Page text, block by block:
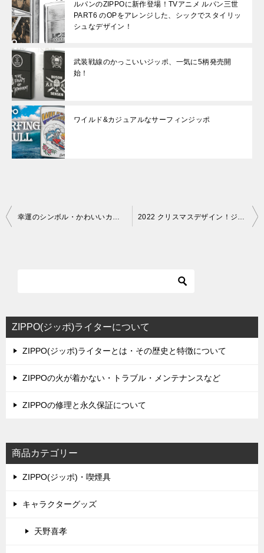
ルパンのZIPPOに新作登場！TVアニメ ルパン三世
PART6 のOPをアレンジした、シックでスタイリッ
シュなデザイン！
武装戦線のかっこいいジッポ、一気に5柄発売開
始！
ワイルド&カジュアルなサーフィンジッポ
投
シ
ョ
幸運のシンボル・かわいいカエルのジッポ 2022 クリスマスデザイン！ジッポ ベティー ブープ™ サンタver.
ZIPPO(ジッポ)ライターについて
ZIPPO(ジッポ)ライターとは・その歴史と特徴について
ZIPPOの火が着かない・トラブル・メンテナンスなど
ZIPPOの修理と永久保証について
商品カテゴリー
ZIPPO(ジッポ)・喫煙具
キャラクターグッズ
天野喜孝